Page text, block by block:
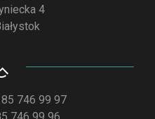
4
746 99 97